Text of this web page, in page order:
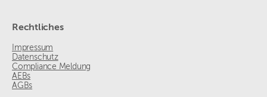
Rechtliches
Impressum
Datenschutz
Compliance Meldung
AEBs
AGBs